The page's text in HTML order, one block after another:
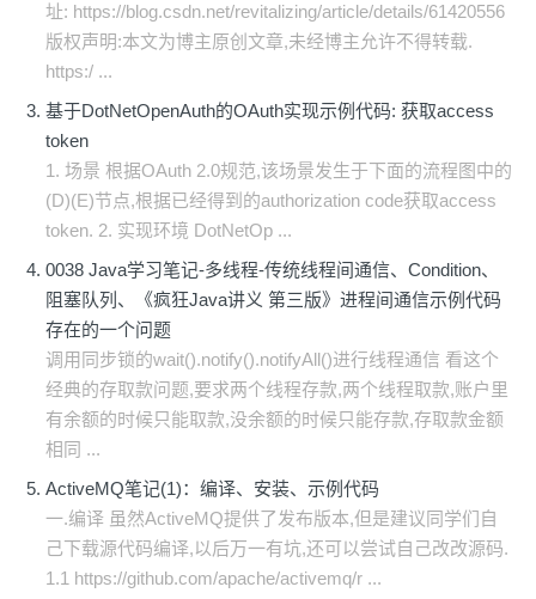
址: https://blog.csdn.net/revitalizing/article/details/61420556
版权声明:本文为博主原创文章,未经博主允许不得转载.
https:/ ...
基于DotNetOpenAuth的OAuth实现示例代码: 获取access
token
1. 场景 根据OAuth 2.0规范,该场景发生于下面的流程图中的
(D)(E)节点,根据已经得到的authorization code获取access
token. 2. 实现环境 DotNetOp ...
0038 Java学习笔记-多线程-传统线程间通信、Condition、
阻塞队列、《疯狂Java讲义 第三版》进程间通信示例代码
存在的一个问题
调用同步锁的wait().notify().notifyAll()进行线程通信 看这个
经典的存取款问题,要求两个线程存款,两个线程取款,账户里
有余额的时候只能取款,没余额的时候只能存款,存取款金额
相同 ...
ActiveMQ笔记(1)：编译、安装、示例代码
一.编译 虽然ActiveMQ提供了发布版本,但是建议同学们自
己下载源代码编译,以后万一有坑,还可以尝试自己改改源码.
1.1 https://github.com/apache/activemq/r ...